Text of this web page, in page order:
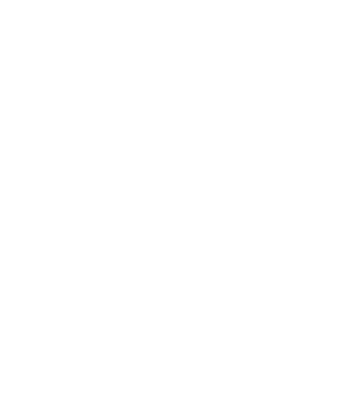
de l'Est. . . mardi 4 août 2026